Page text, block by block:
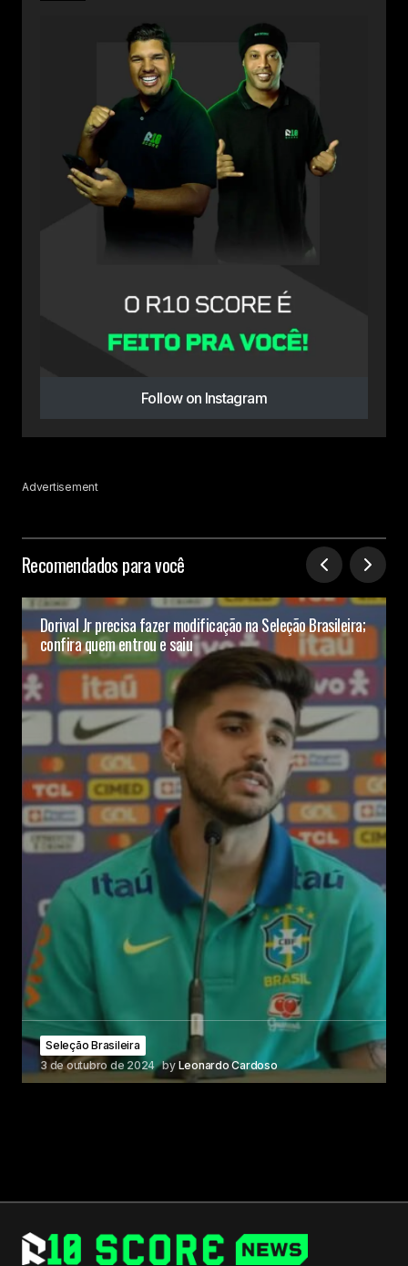
Follow on Instagram
Advertisement
Recomendados para você
Dorival Jr precisa fazer modificação na Seleção Brasileira;
confira quem entrou e saiu
Seleção Brasileira
3 de outubro de 2024 by Leonardo Cardoso